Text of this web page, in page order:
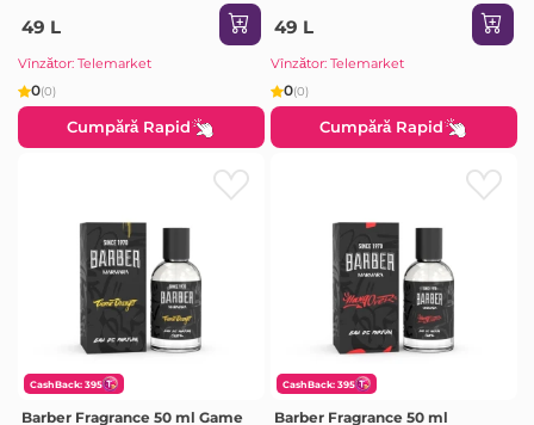
49 L
Vînzător: Telemarket
0(0)
Cumpără Rapid
49 L
Vînzător: Telemarket
0(0)
Cumpără Rapid
CashBack: 395
Barber Fragrance 50 ml Game
CashBack: 395
Barber Fragrance 50 ml